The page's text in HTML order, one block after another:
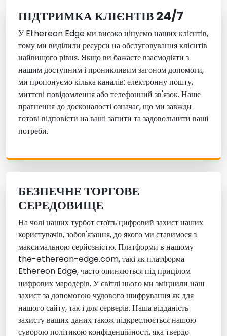
ПІДТРИМКА КЛІЄНТІВ 24/7
У Ethereon Edge ми високо цінуємо наших клієнтів,
тому ми виділили ресурси на обслуговування клієнтів
найвищого рівня. Якщо ви бажаєте взаємодіяти з
нашим доступним і проникливим загоном допомоги,
ми пропонуємо кілька каналів: електронну пошту,
миттєві повідомлення або телефонний зв'язок. Наше
прагнення до досконалості означає, що ми завжди
готові відповісти на ваші запити та задовольнити ваші
потреби.
БЕЗПЕЧНЕ ТОРГОВЕ
СЕРЕДОВИЩЕ
На чолі наших турбот стоїть цифровий захист наших
користувачів, зобов'язання, до якого ми ставимося з
максимальною серйозністю. Платформи в нашому
the-ethereon-edge.com, такі як платформа
Ethereon Edge, часто опиняються під прицілом
цифрових мародерів. У світлі цього ми зміцнили наш
захист за допомогою чудового шифрування як для
нашого сайту, так і для серверів. Наша відданість
захисту ваших даних також підкреслюється нашою
суворою політикою конфіденційності, яка твердо